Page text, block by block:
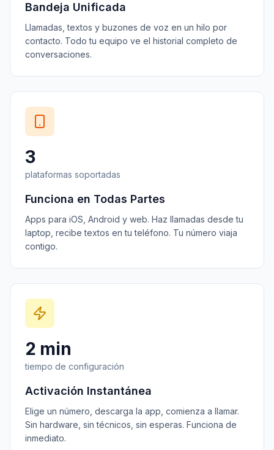
Bandeja Unificada
Llamadas, textos y buzones de voz en un hilo por
contacto. Todo tu equipo ve el historial completo de
conversaciones.
3
plataformas soportadas
Funciona en Todas Partes
Apps para iOS, Android y web. Haz llamadas desde tu
laptop, recibe textos en tu teléfono. Tu número viaja
contigo.
2 min
tiempo de configuración
Activación Instantánea
Elige un número, descarga la app, comienza a llamar.
Sin hardware, sin técnicos, sin esperas. Funciona de
inmediato.